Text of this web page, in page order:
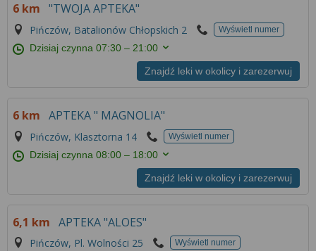
6 km "TWOJA APTEKA"
Pińczów, Batalionów Chłopskich 2 Wyświetl numer
Dzisiaj czynna07:30 – 21:00
Znajdź leki w okolicy i zarezerwuj
6 km APTEKA " MAGNOLIA"
Pińczów, Klasztorna 14 Wyświetl numer
Dzisiaj czynna08:00 – 18:00
Znajdź leki w okolicy i zarezerwuj
6,1 km APTEKA "ALOES"
Pińczów, Pl. Wolności 25 Wyświetl numer